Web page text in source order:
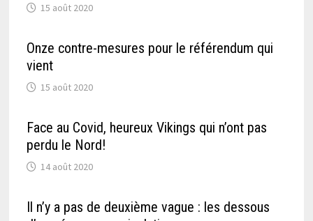
15 août 2020
Onze contre-mesures pour le référendum qui
vient
15 août 2020
Face au Covid, heureux Vikings qui n’ont pas
perdu le Nord!
14 août 2020
Il n’y a pas de deuxième vague : les dessous